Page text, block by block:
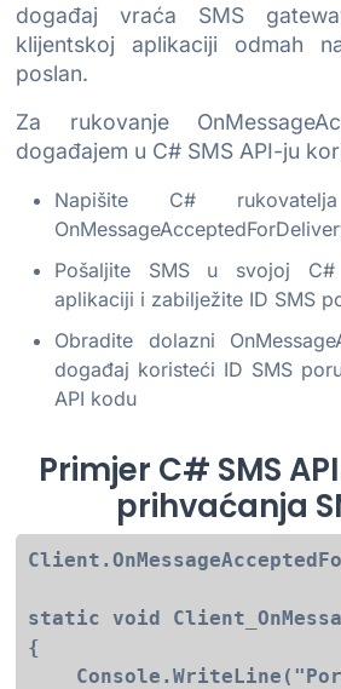
događaj vraća SMS
klijentskoj aplikaciji odmah
poslan.
Za rukovanje
događajem u C# SMS API-ju
Napišite C#
Pošaljite SMS u svojoj
aplikaciji i zabilježite ID SMS
Obradite dolazni
događaj koristeći ID SMS
API kodu
Primjer C# SMS
prihvaćanja
static void
{